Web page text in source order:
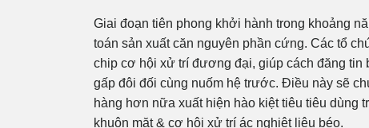
Giai đoạn tiên phong khởi hành trong khoảng
toán sản xuất căn nguyên phần cứng. Các tổ
chip cơ hội xử trí đương đại, giúp cách đăng
gấp đôi đối cùng nuốm hệ trước. Điều này sẽ
hàng hơn nữa xuất hiện hào kiệt tiêu tiêu dùng
khuôn mặt & cơ hội xử trí ác nghiệt liệu béo.